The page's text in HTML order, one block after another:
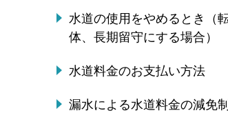
水道の使用をやめるとき（
体、長期留守にする場合）
水道料金のお支払い方法
漏水による水道料金の減免